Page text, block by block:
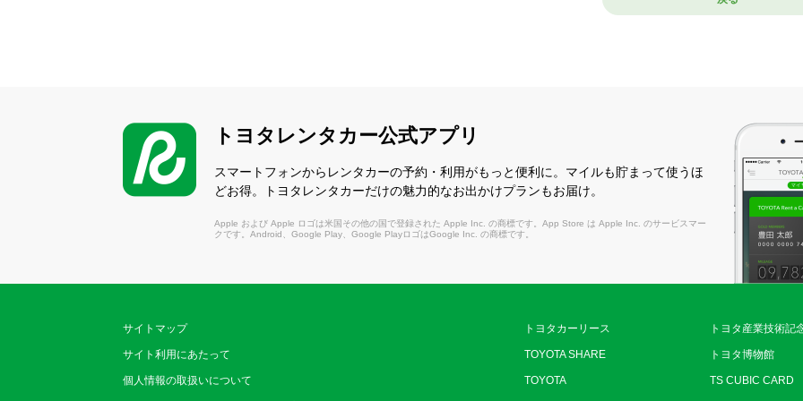
トヨタレンタカー公式アプリ
スマートフォンからレンタカーの予約・利用がもっと便利に。マイルも貯まって使うほ
どお得。トヨタレンタカーだけの魅力的なお出かけプランもお届け。
Apple および Apple ロゴは米国その他の国で登録された Apple Inc. の商標です。App Store は Apple Inc. のサービスマー
クです。Android、Google Play、Google PlayロゴはGoogle Inc. の商標です。
サイトマップ
サイト利用にあたって
個人情報の取扱いについて
トヨタカーリース
TOYOTA SHARE
TOYOTA
トヨタ産業技術記
トヨタ博物館
TS CUBIC CARD